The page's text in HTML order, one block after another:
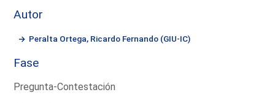
Autor
Peralta Ortega, Ricardo Fernando (GIU-IC)
Fase
Pregunta-Contestación